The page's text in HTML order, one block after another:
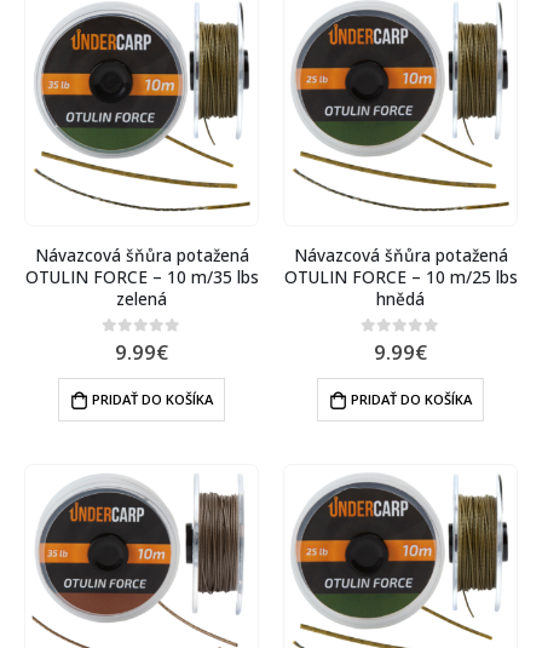
Návazcová šňůra potažená
OTULIN FORCE – 10 m/35 lbs
zelená
out of 5
9.99€
PRIDAŤ DO KOŠÍKA
Návazcová šňůra potažená
OTULIN FORCE – 10 m/25 lbs
hnědá
out of 5
9.99€
PRIDAŤ DO KOŠÍKA